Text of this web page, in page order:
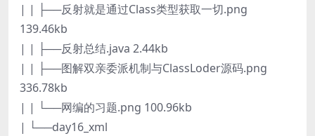
| | ├──反射就是通过Class类型获取一切.png
139.46kb
| | ├──反射总结.java 2.44kb
| | ├──图解双亲委派机制与ClassLoder源码.png
336.78kb
| | └──网编的习题.png 100.96kb
| └──day16_xml